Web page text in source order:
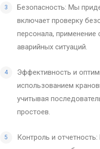
Безопасность: Мы
включает проверку
персонала,
аварийных ситуаций.
Эффективность и
использованием
учитывая
простоев.
Контроль и